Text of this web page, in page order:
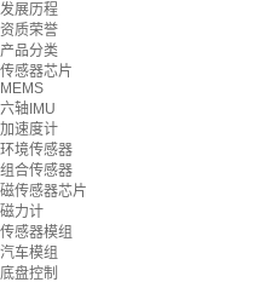
发展历程
资质荣誉
产品分类
传感器芯片
MEMS
六轴IMU
加速度计
环境传感器
组合传感器
磁传感器芯片
磁力计
传感器模组
汽车模组
底盘控制